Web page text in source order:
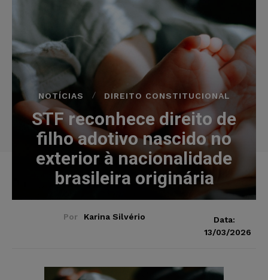
NOTÍCIAS DIREITO CONSTITUCIONAL
STF reconhece direito de
filho adotivo nascido no
exterior à nacionalidade
brasileira originária
Por Karina Silvério
Data:
13/03/2026